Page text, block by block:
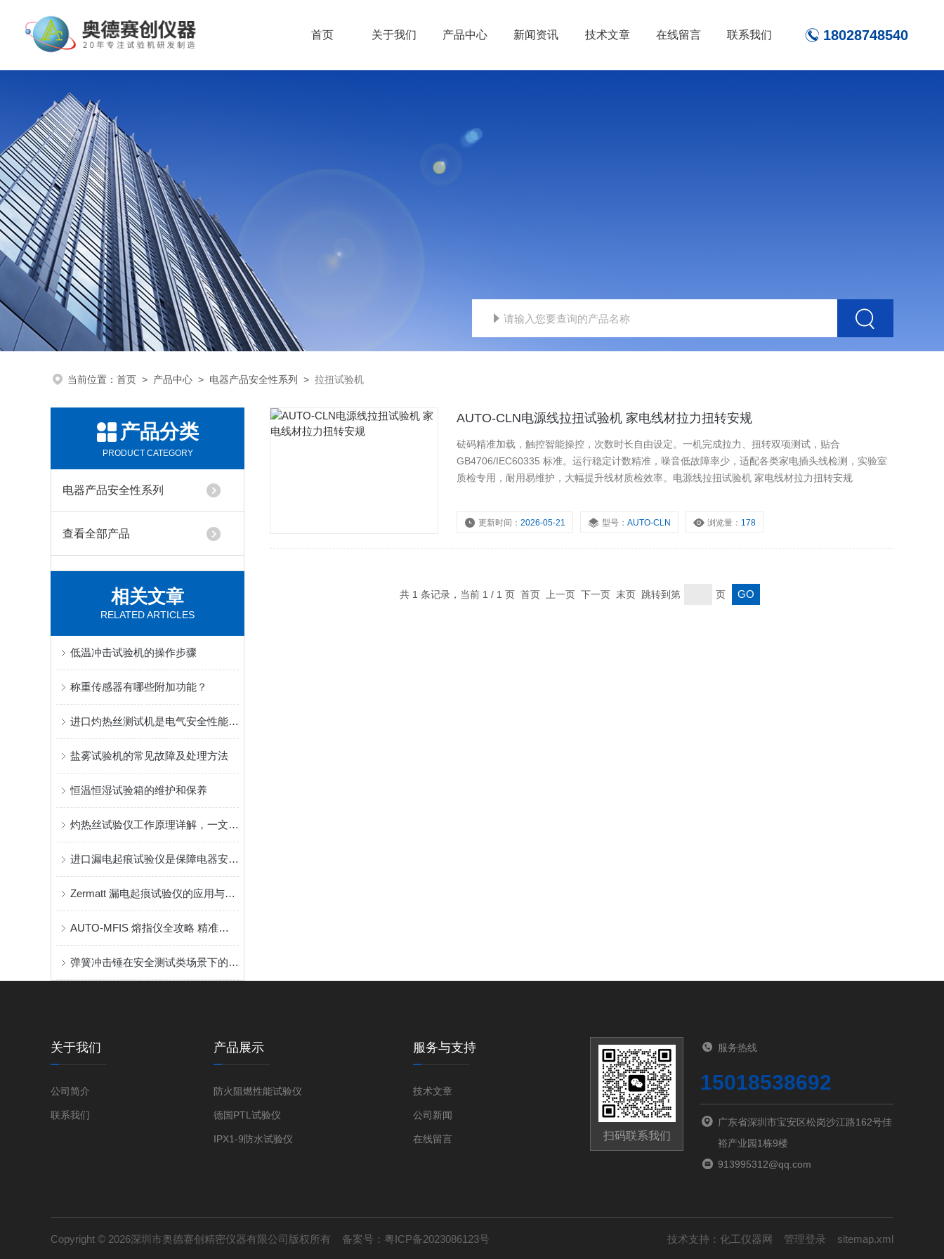
首页 关于我们 产品中心 新闻资讯 技术文章 在线留言 联系我们 18028748540
当前位置： 首页 > 产品中心 > 电器产品安全性系列 > 拉扭试验机
产品分类
PRODUCT CATEGORY
电器产品安全性系列
查看全部产品
相关文章
RELATED ARTICLES
低温冲击试验机的操作步骤
称重传感器有哪些附加功能？
进口灼热丝测试机是电气安全性能评估的重要工具
盐雾试验机的常见故障及处理方法
恒温恒湿试验箱的维护和保养
灼热丝试验仪工作原理详解，一文看懂 GWT、GWFI、GWIT 区别
进口漏电起痕试验仪是保障电器安全的重要设备
Zermatt 漏电起痕试验仪的应用与重要性
AUTO-MFIS 熔指仪全攻略 精准测塑从操作到维护一步通
弹簧冲击锤在安全测试类场景下的应用案例
AUTO-CLN电源线拉扭试验机 家电线材拉力扭转安规
砝码精准加载，触控智能操控，次数时长自由设定。一机完成拉力、扭转双项测试，贴合
GB4706/IEC60335 标准。运行稳定计数精准，噪音低故障率少，适配各类家电插头线检测，实验室
质检专用，耐用易维护，大幅提升线材质检效率。电源线拉扭试验机 家电线材拉力扭转安规
更新时间：2026-05-21 型号：AUTO-CLN 浏览量： 178
共 1 条记录，当前 1 / 1 页 首页 上一页 下一页 末页 跳转到第 页
关于我们
公司简介
联系我们
产品展示
防火阻燃性能试验仪
德国PTL试验仪
IPX1-9防水试验仪
服务与支持
技术文章
公司新闻
在线留言 扫码联系我们
服务热线
15018538692
广东省深圳市宝安区松岗沙江路162号佳
裕产业园1栋9楼
913995312@qq.com
Copyright © 2026深圳市奥德赛创精密仪器有限公司版权所有 备案号： 粤ICP备2023086123号 技术支持： 化工仪器网 管理登录 sitemap.xml